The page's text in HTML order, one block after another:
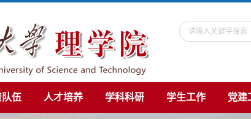
队伍 人才培养 学科科研 学生工作 党建